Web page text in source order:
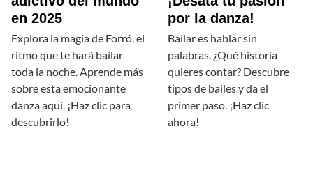
en 2025
Explora la magia de Forró, el
ritmo que te hará bailar
toda la noche. Aprende más
sobre esta emocionante
danza aquí. ¡Haz clic para
descubrirlo!
por la danza!
Bailar es hablar sin
palabras. ¿Qué historia
quieres contar? Descubre
tipos de bailes y da el
primer paso. ¡Haz clic
ahora!